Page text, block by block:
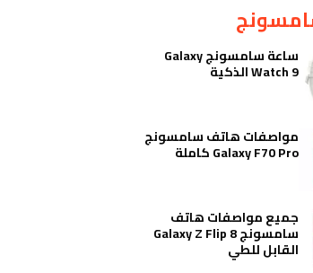
ساعة سامسونج Galaxy
Watch 9 الذكية
مواصفات هاتف سامسونج
Galaxy F70 Pro كاملة
جميع مواصفات هاتف
سامسونج Galaxy Z Flip 8
القابل للطي